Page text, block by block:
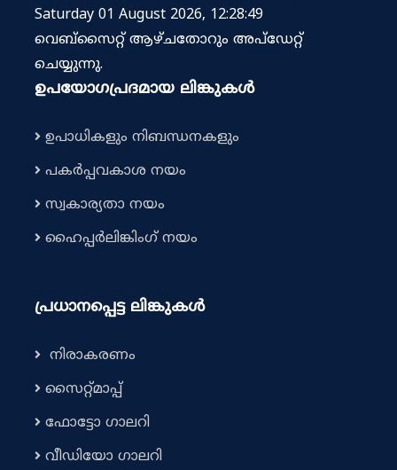
Saturday 01 August 2026, 12:28:49
വെബ്‌സൈറ്റ് ആഴ്ചതോറും അപ്‌ഡേറ്റ്
ചെയ്യുന്നു.
ഉപയോഗപ്രദമായ ലിങ്കുകൾ
ഉപാധികളും നിബന്ധനകളും
പകർപ്പവകാശ നയം
സ്വകാര്യതാ നയം
ഹൈപ്പർലിങ്കിംഗ് നയം
പ്രധാനപ്പെട്ട ലിങ്കുകൾ
നിരാകരണം
സൈറ്റ്മാപ്പ്
ഫോട്ടോ ഗാലറി
വീഡിയോ ഗാലറി